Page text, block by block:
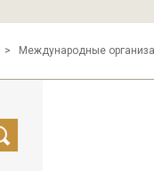
Международные